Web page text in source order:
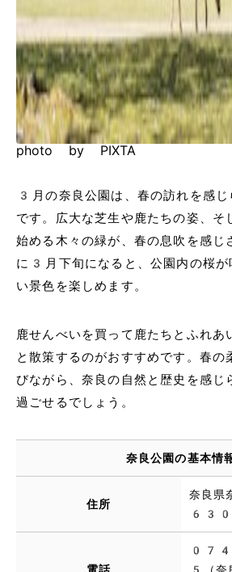
photo by PIXTA
3月の奈良公園は、春の訪れを感じ
です。広大な芝生や鹿たちの姿、そ
始める木々の緑が、春の息吹を感じ
に3月下旬になると、公園内の桜が
い景色を楽しめます。
鹿せんべいを買って鹿たちとふれあ
と散策するのがおすすめです。春の
びながら、奈良の自然と歴史を感じ
過ごせるでしょう。
奈良公園の基本情
住所
奈良県
電話
5（奈